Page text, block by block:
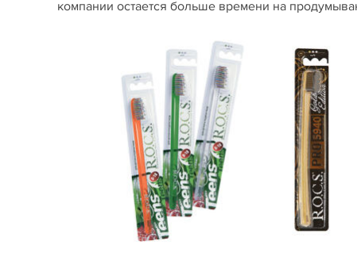
компании остается больше времени на